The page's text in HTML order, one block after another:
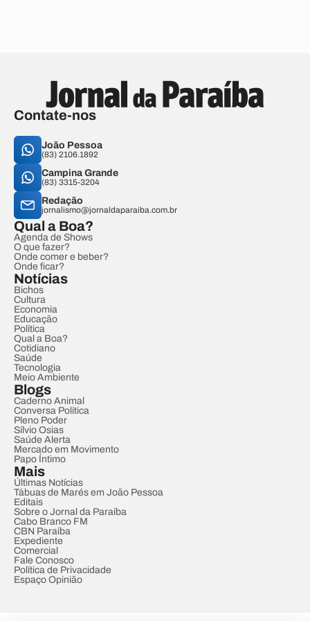
Contate-nos
João Pessoa
(83) 2106.1892
Campina Grande
(83) 3315-3204
Redação
jornalismo@jornaldaparaiba.com.br
Qual a Boa?
Agenda de Shows
O que fazer?
Onde comer e beber?
Onde ficar?
Notícias
Bichos
Cultura
Economia
Educação
Política
Qual a Boa?
Cotidiano
Saúde
Tecnologia
Meio Ambiente
Blogs
Caderno Animal
Conversa Política
Pleno Poder
Sílvio Osias
Saúde Alerta
Mercado em Movimento
Papo Íntimo
Mais
Últimas Notícias
Tábuas de Marés em João Pessoa
Editais
Sobre o Jornal da Paraíba
Cabo Branco FM
CBN Paraíba
Expediente
Comercial
Fale Conosco
Política de Privacidade
Espaço Opinião